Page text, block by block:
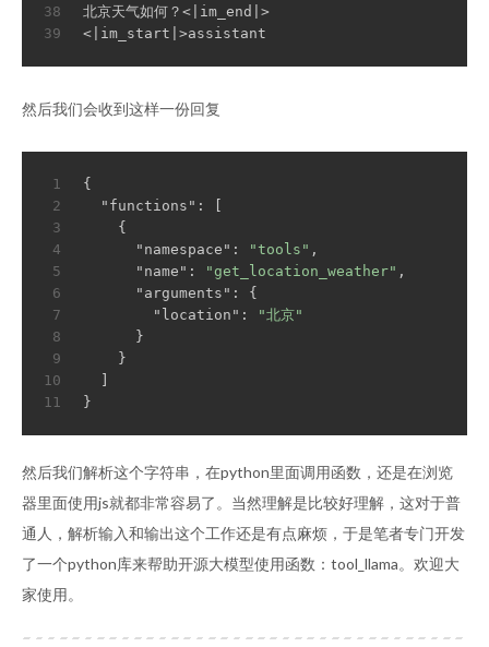
38
39
北京天气如何？<|im_end|>
<|im_start|>assistant
然后我们会收到这样一份回复
1
2
3
4
5
6
7
8
9
10
11
{
"functions" : [
    {
"namespace" : "tools" ,
"name" : "get_location_weather" ,
"arguments" : {
"location" :
"北京"
      }
    }
}
然后我们解析这个字符串，在python里面调用函数，还是在浏览
器里面使用js就都非常容易了。当然理解是比较好理解，这对于普
通人，解析输入和输出这个工作还是有点麻烦，于是笔者专门开发
了一个python库来帮助开源大模型使用函数：tool_llama。欢迎大
家使用。